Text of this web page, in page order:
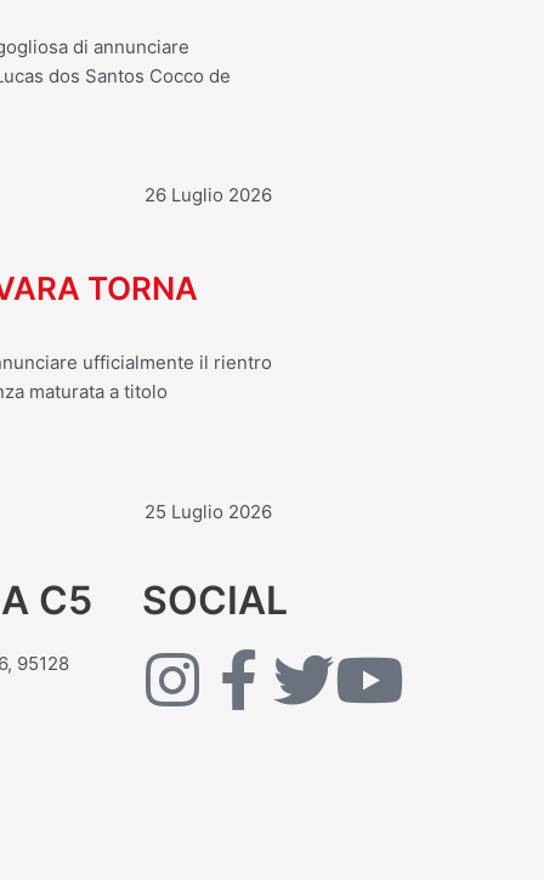
di annunciare
dos Santos Cocco de
26 Luglio 2026
TORNA
ufficialmente il rientro
maturata a titolo
25 Luglio 2026
C5
95128
SOCIAL
I
F
T Y